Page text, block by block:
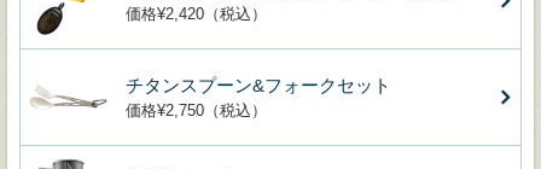
価格¥2,420（税込）
チタンスプーン&フォークセット
価格¥2,750（税込）